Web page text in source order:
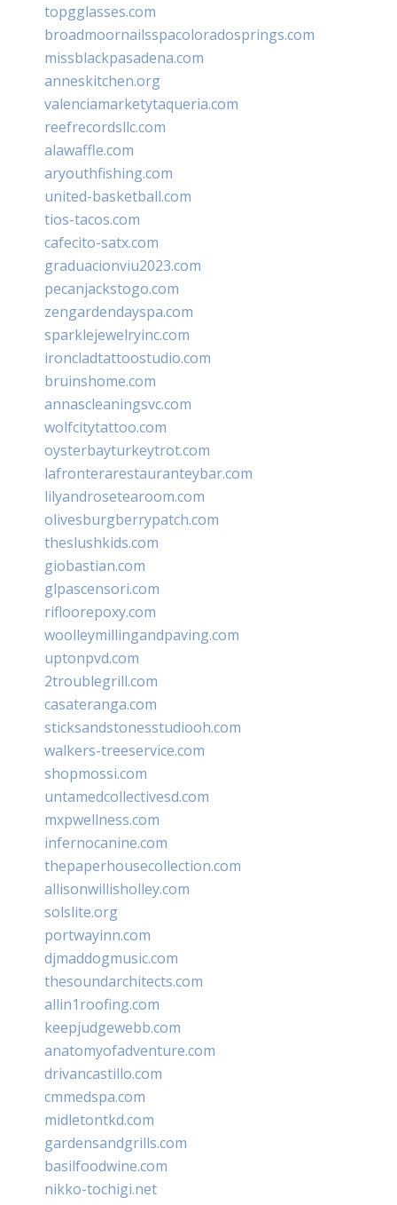
topgglasses.com
broadmoornailsspacoloradosprings.com
missblackpasadena.com
anneskitchen.org
valenciamarketytaqueria.com
reefrecordsllc.com
alawaffle.com
aryouthfishing.com
united-basketball.com
tios-tacos.com
cafecito-satx.com
graduacionviu2023.com
pecanjackstogo.com
zengardendayspa.com
sparklejewelryinc.com
ironcladtattoostudio.com
bruinshome.com
annascleaningsvc.com
wolfcitytattoo.com
oysterbayturkeytrot.com
lafronterarestauranteybar.com
lilyandrosetearoom.com
olivesburgberrypatch.com
theslushkids.com
giobastian.com
glpascensori.com
rifloorepoxy.com
woolleymillingandpaving.com
uptonpvd.com
2troublegrill.com
casateranga.com
sticksandstonesstudiooh.com
walkers-treeservice.com
shopmossi.com
untamedcollectivesd.com
mxpwellness.com
infernocanine.com
thepaperhousecollection.com
allisonwillisholley.com
solslite.org
portwayinn.com
djmaddogmusic.com
thesoundarchitects.com
allin1roofing.com
keepjudgewebb.com
anatomyofadventure.com
drivancastillo.com
cmmedspa.com
midletontkd.com
gardensandgrills.com
basilfoodwine.com
nikko-tochigi.net